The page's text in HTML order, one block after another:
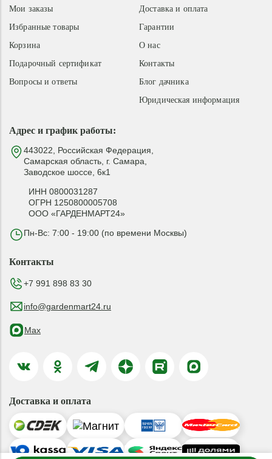
Адрес и график работы:
443022, Российская Федерация,
Самарская область, г. Самара,
Заводское шоссе, 6к1
ИНН 0800031287
ОГРН 1250800005708
ООО «ГАРДЕНМАРТ24»
Пн-Вс: 7:00 - 19:00 (по времени Москвы)
Доставка и оплата
Гарантии
О нас
Контакты
Блог дачника
Юридическая информация
Мои заказы
Избранные товары
Корзина
Подарочный сертификат
Вопросы и ответы
Контакты
+7 991 898 83 30
info@gardenmart24.ru
Max
Доставка и оплата